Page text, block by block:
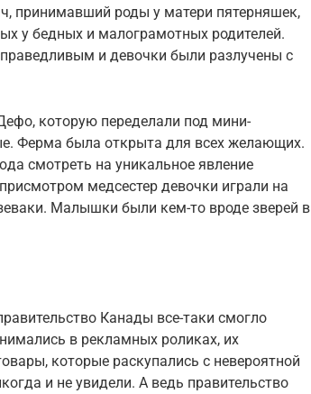
принимавший роды у матери пятерняшек,
у бедных и малограмотных родителей.
и девочки были разлучены с
которую переделали под мини-
Ферма была открыта для всех желающих.
смотреть на уникальное явление
медсестер девочки играли на
Малышки были кем-то вроде зверей в
Канады все-таки смогло
в рекламных роликах, их
которые раскупались с невероятной
и не увидели. А ведь правительство